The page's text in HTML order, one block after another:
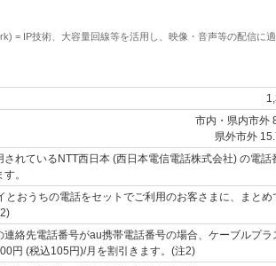
= IP技術、大容量回線等を活用し、映像・音声等の配信に
市内・県内市外
県外市外
されているNTT西日本 (西日本電信電話株式会社) の電話
。
とおうちの電話をセットでご利用のお客さまに、まとめ
連絡先電話番号がau携帯電話番号の場合、ケーブルプラ
円 (税込105円)/月を割引きます。(注2)